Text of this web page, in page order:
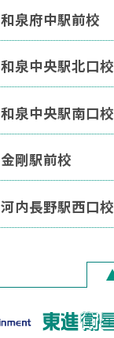
和泉府中駅前校
和泉中央駅北口校
和泉中央駅南口校
金剛駅前校
河内長野駅西口校